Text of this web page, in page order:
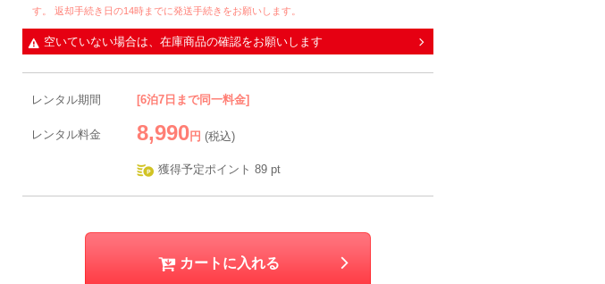
す。 返却手続き日の14時までに発送手続きをお願いします。
空いていない場合は、在庫商品の確認をお願いします
レンタル期間 [6泊7日まで同一料金]
レンタル料金 8,990 円 (税込)
獲得予定ポイント 89 pt
カートに入れる